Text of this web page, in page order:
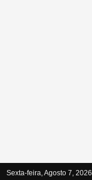
Sexta-feira, Agosto 7, 2026